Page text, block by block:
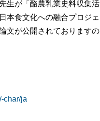
生が「酪農乳業史料収集活
本食文化への融合プロジェ
文が公開されておりますの
char/ja